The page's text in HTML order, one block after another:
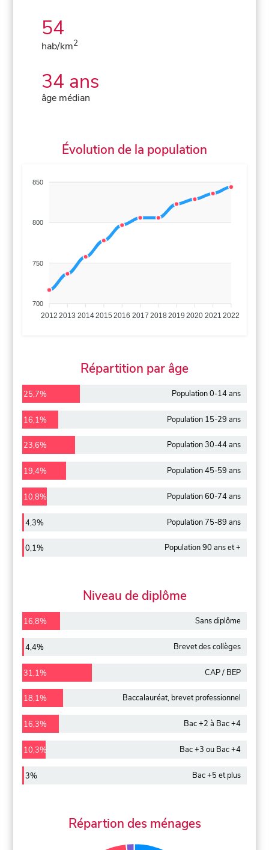
54
hab/km2
34 ans
âge médian
Évolution de la population
850
800
750
700
2012 2013 20142015 2016 2017 2018 2019 2020 2021 2022
Répartition par âge
25,7% Population 0-14 ans
16,1% Population 15-29 ans
23,6% Population 30-44 ans
19,4% Population 45-59 ans
10,8% Population 60-74 ans
4,3% Population 75-89 ans
0,1% Population 90 ans et +
Niveau de diplôme
16,8% Sans diplôme
4,4% Brevet des collèges
31,1% CAP / BEP
18,1% Baccalauréat, brevet professionnel
16,3% Bac +2 à Bac +4
10,3% Bac +3 ou Bac +4
3% Bac +5 et plus
Répartion des ménages